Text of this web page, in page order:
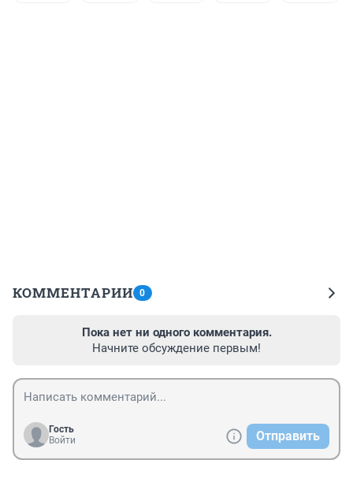
КОММЕНТАРИИ 0
Пока нет ни одного комментария.
Начните обсуждение первым!
Гость
Войти
Отправить